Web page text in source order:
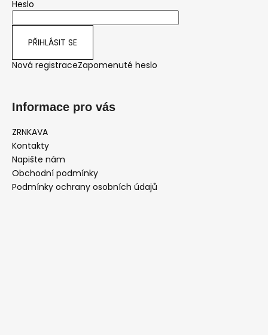
Heslo
PŘIHLÁSIT SE
Nová registraceZapomenuté heslo
Informace pro vás
ZRNKAVA
Kontakty
Napište nám
Obchodní podmínky
Podmínky ochrany osobních údajů